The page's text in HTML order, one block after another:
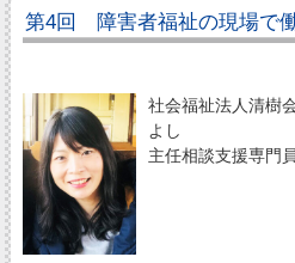
第4回 障害者福祉の現場で
社会福祉法人清樹
よし
主任相談支援専門